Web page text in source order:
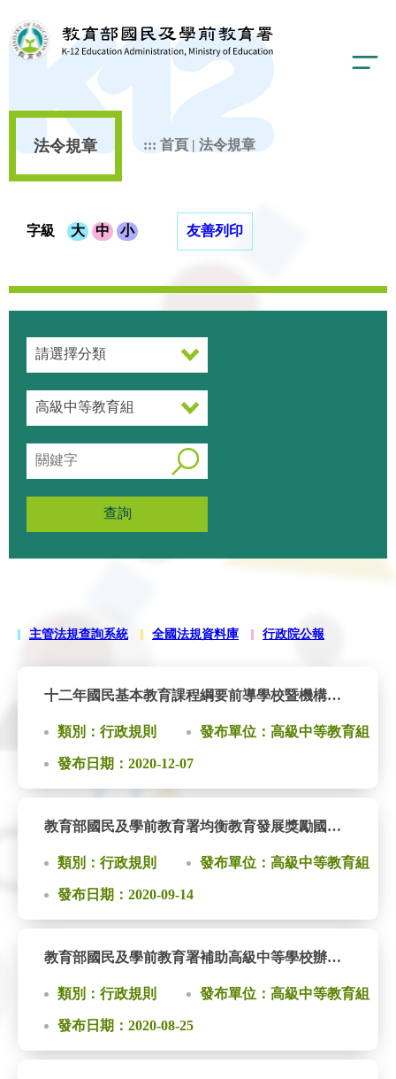
法令規章 ::: 首頁 | 法令規章
字級 大 中 小 友善列印
查詢
主管法規查詢系統 全國法規資料庫 行政院公報
十二年國民基本教育課程綱要前導學校暨機構作業要點
類別：行政規則 發布單位：高級中等教育組
發布日期：2020-12-07
教育部國民及學前教育署均衡教育發展獎勵國民中學畢業生升學當地高級中等學校獎學金實施要點
類別：行政規則 發布單位：高級中等教育組
發布日期：2020-09-14
教育部國民及學前教育署補助高級中等學校辦理自我評鑑作業要點
類別：行政規則 發布單位：高級中等教育組
發布日期：2020-08-25